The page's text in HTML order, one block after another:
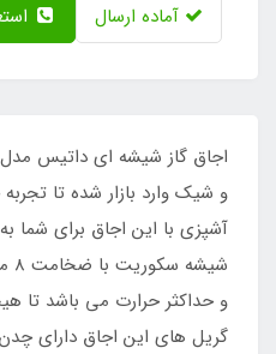
آماده ارسال
و شیک وارد بازار شده تا
آشپزی با این اجاق برای شما
و حداکثر حرارت می باشد تا
گریل های این اجاق دارای